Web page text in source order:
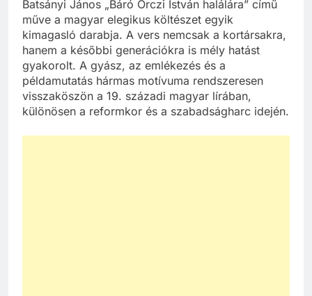
Batsányi János „Báró Orczi István halálára” című
műve a magyar elegikus költészet egyik
kimagasló darabja. A vers nemcsak a kortársakra,
hanem a későbbi generációkra is mély hatást
gyakorolt. A gyász, az emlékezés és a
példamutatás hármas motívuma rendszeresen
visszaköszön a 19. századi magyar lírában,
különösen a reformkor és a szabadságharc idején.